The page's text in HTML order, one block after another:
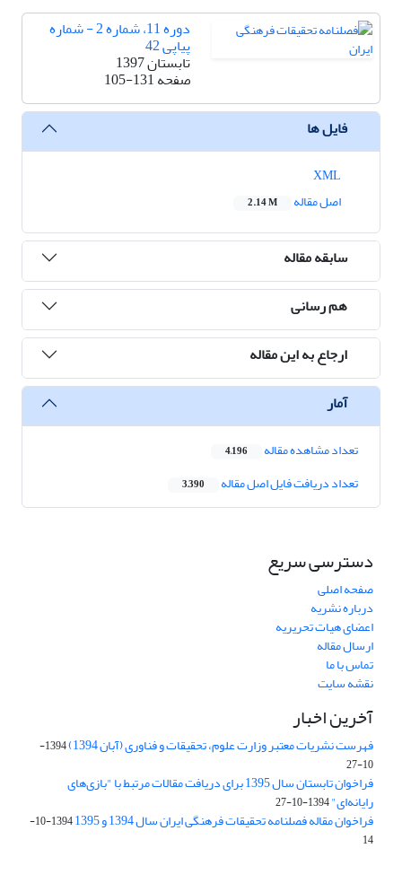
دوره 11، شماره 2 - شماره
پیاپی 42
تابستان 1397
صفحه105-131
فایل ها
اصل مقاله
2.14 M
سابقه مقاله
هم رسانی
ارجاع به این مقاله
آمار
تعداد مشاهده مقاله 4,196
تعداد دریافت فایل اصل مقاله 3,390
دسترسی سریع
صفحه اصلی
درباره نشریه
اعضای هیات تحریریه
ارسال مقاله
تماس با ما
نقشه سایت
آخرین اخبار
فهرست نشریات معتبر وزارت علوم، تحقیقات و فناوری (آبان 1394)
1394-
10-27
فراخوان تابستان سال 1395 برای دریافت مقالات مرتبط با "بازی‌های
رایانه‌ای"1394-10-27
فراخوان مقاله فصلنامه تحقیقات فرهنگی ایران سال 1394 و 1395
1394-10-
14